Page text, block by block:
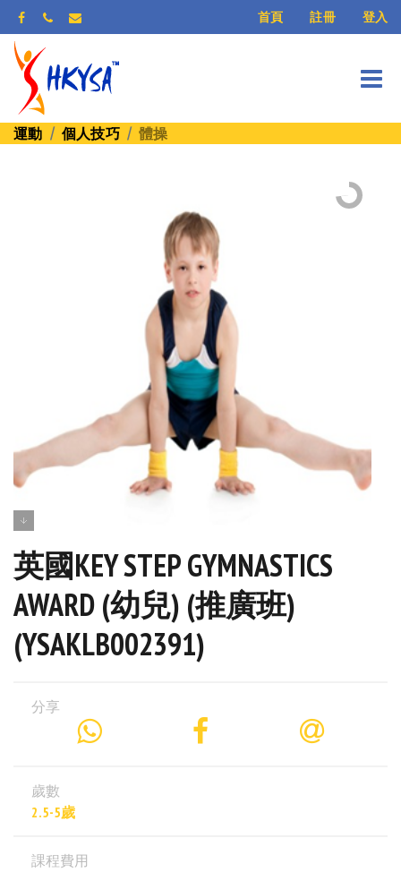
首頁 註冊 登入
運動 個人技巧 體操
英國KEY STEP GYMNASTICS
AWARD (幼兒) (推廣班)
(YSAKLB002391)
分享
歲數
2.5-5歲
課程費用